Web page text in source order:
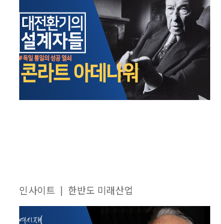
인사이트 | 한반도 미래산업